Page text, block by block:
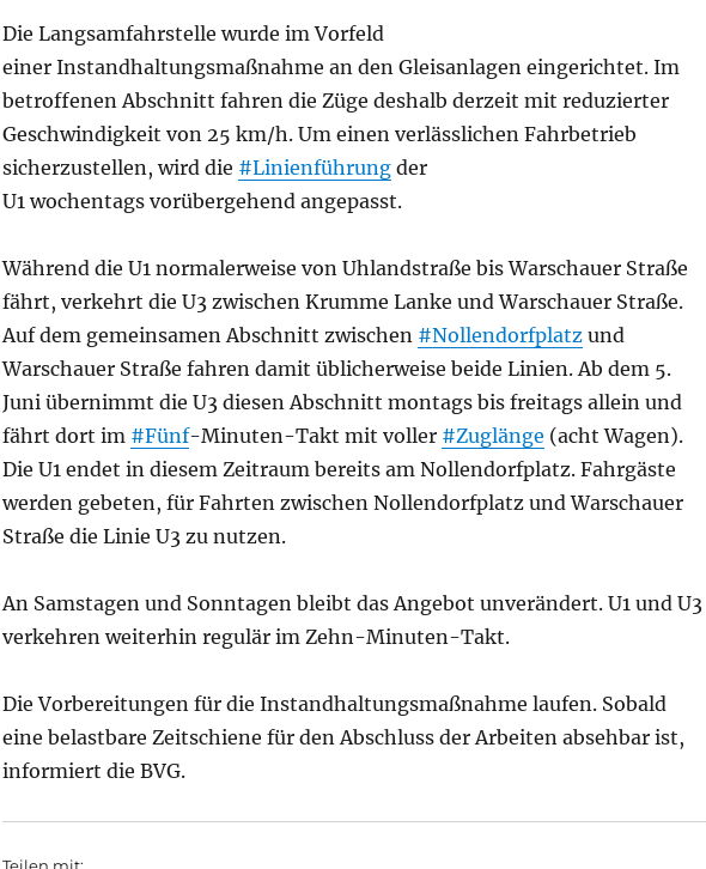
Die Langsamfahrstelle wurde im Vorfeld
einer Instandhaltungsmaßnahme an den Gleisanlagen eingerichtet. Im
betroffenen Abschnitt fahren die Züge deshalb derzeit mit reduzierter
Geschwindigkeit von 25 km/h. Um einen verlässlichen Fahrbetrieb
sicherzustellen, wird die #Linienführungder
U1 wochentags vorübergehend angepasst.
Während die U1 normalerweise von Uhlandstraße bis Warschauer Straße
fährt, verkehrt die U3 zwischen Krumme Lanke und Warschauer Straße.
Auf dem gemeinsamen Abschnitt zwischen #Nollendorfplatzund
Warschauer Straße fahren damit üblicherweise beide Linien. Ab dem 5.
Juni übernimmt die U3 diesen Abschnitt montags bis freitags allein und
fährt dort im #Fünf-Minuten-Takt mit voller #Zuglänge (acht Wagen).
Die U1 endet in diesem Zeitraum bereits am Nollendorfplatz. Fahrgäste
werden gebeten, für Fahrten zwischen Nollendorfplatz und Warschauer
Straße die Linie U3 zu nutzen.
An Samstagen und Sonntagen bleibt das Angebot unverändert. U1 und U3
verkehren weiterhin regulär im Zehn-Minuten-Takt.
Die Vorbereitungen für die Instandhaltungsmaßnahme laufen. Sobald
eine belastbare Zeitschiene für den Abschluss der Arbeiten absehbar ist,
informiert die BVG.